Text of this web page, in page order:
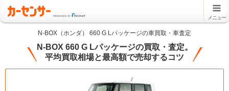
メニュー
N-BOX（ホンダ） 660 G Lパッケージの車買取・車査定
N-BOX 660 G Lパッケージの買取・査定。
平均買取相場と最高額で売却するコツ